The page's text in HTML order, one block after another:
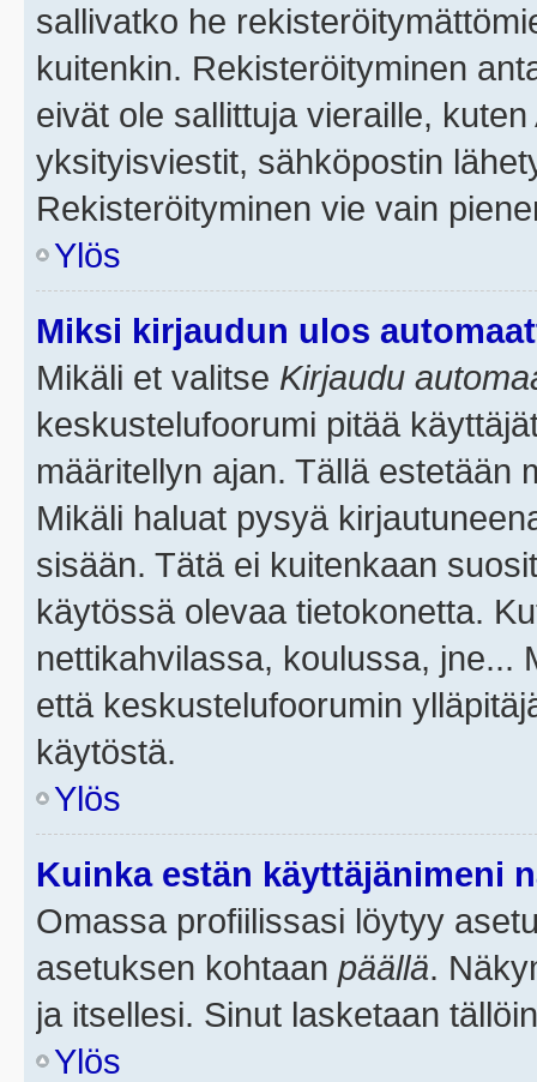
sallivatko he
kuitenkin. Rekisteröityminen
eivät ole sallittuja vieraille,
yksityisviestit, sähköpostin
Rekisteröityminen vie vain
Ylös
Miksi kirjaudun ulos
Mikäli et valitse Kirjaudu
keskustelufoorumi pitää
määritellyn ajan. Tällä estetään
Mikäli haluat pysyä
sisään. Tätä ei kuitenkaan
käytössä olevaa tietokonetta.
nettikahvilassa, koulussa, jne...
että keskustelufoorumin
käytöstä.
Ylös
Kuinka estän käyttäjänimeni
Omassa profiilissasi löytyy
asetuksen kohtaan päällä.
ja itsellesi. Sinut lasketaan
Ylös